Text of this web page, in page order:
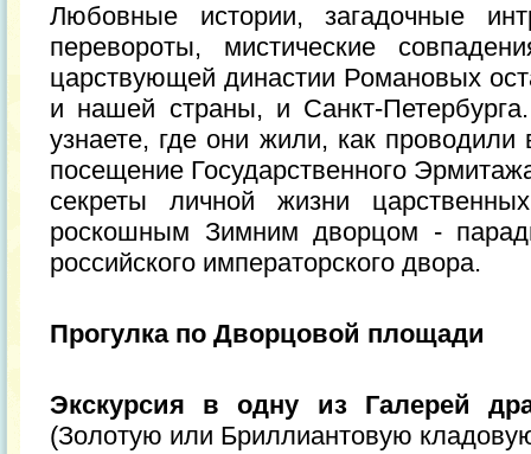
Любовные истории, загадочные
перевороты, мистические
царствующей династии Романовых
и нашей страны, и Санкт-
узнаете, где они жили, как
посещение Государственного
секреты личной жизни
роскошным Зимним дворцом -
российского императорского двора.
Прогулка по Дворцовой площади
Экскурсия в одну из Галерей
(Золотую или Бриллиантовую